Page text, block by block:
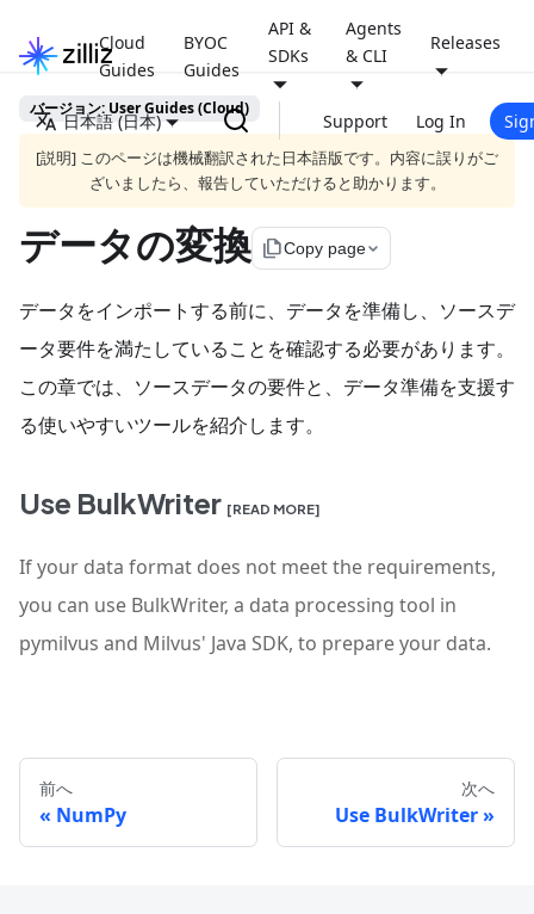
Cloud
Guides
BYOC
Guides
API &
SDKs
Agents
& CLI
Releases
日本語 (日本) Support Log In
バージョン: User Guides (Cloud)
[説明] このページは機械翻訳された日本語版です。内容に誤りがご
ざいましたら、報告していただけると助かります。
データの変換 file_copyCopy page
データをインポートする前に、データを準備し、ソースデ
ータ要件を満たしていることを確認する必要があります。
この章では、ソースデータの要件と、データ準備を支援す
る使いやすいツールを紹介します。
Use BulkWriter [READ MORE]
If your data format does not meet the requirements,
you can use BulkWriter, a data processing tool in
pymilvus and Milvus' Java SDK, to prepare your data.
前へ
NumPy
次へ
Use BulkWriter